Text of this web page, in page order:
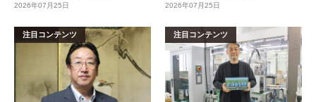
2026年07月25日 2026年07月25日
注目コンテンツ 注目コンテンツ